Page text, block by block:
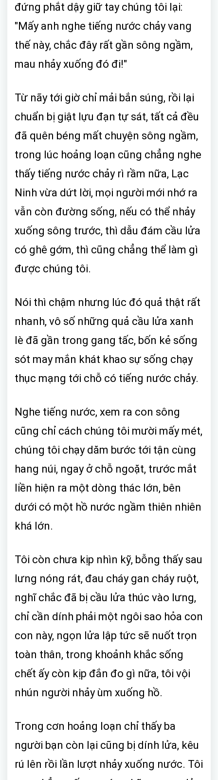
đứng phắt dậy giữ tay chúng tôi lại:
"Mấy anh nghe tiếng nước chảy vang
thế này, chắc đây rất gần sông ngầm,
mau nhảy xuống đó đi!"
Từ nãy tới giờ chỉ mải bắn súng, rồi lại
chuẩn bị giật lựu đạn tự sát, tất cả đều
đã quên béng mất chuyện sông ngầm,
trong lúc hoảng loạn cũng chẳng nghe
thấy tiếng nước chảy rì rầm nữa, Lạc
Ninh vừa dứt lời, mọi người mới nhớ ra
vẫn còn đường sống, nếu có thể nhảy
xuống sông trước, thì dẫu đám cầu lửa
có ghê gớm, thì cũng chẳng thể làm gì
được chúng tôi.
Nói thì chậm nhưng lúc đó quả thật rất
nhanh, vô số những quả cầu lửa xanh
lè đã gần trong gang tấc, bốn kẻ sống
sót may mắn khát khao sự sống chạy
thục mạng tới chỗ có tiếng nước chảy.
Nghe tiếng nước, xem ra con sông
cũng chỉ cách chúng tôi mười mấy mét,
chúng tôi chạy dăm bước tới tận cùng
hang núi, ngay ở chỗ ngoặt, trước mắt
liền hiện ra một dòng thác lớn, bên
dưới có một hồ nước ngầm thiên nhiên
khá lớn.
Tôi còn chưa kịp nhìn kỹ, bỗng thấy sau
lưng nóng rát, đau cháy gan cháy ruột,
nghĩ chắc đã bị cầu lửa thúc vào lưng,
chỉ cần dính phải một ngôi sao hỏa con
con này, ngọn lửa lập tức sẽ nuốt trọn
toàn thân, trong khoảnh khắc sống
chết ấy còn kịp đắn đo gì nữa, tôi vội
nhún người nhảy ùm xuống hồ.
Trong cơn hoảng loạn chỉ thấy ba
người bạn còn lại cũng bị dính lửa, kêu
rú lên rồi lần lượt nhảy xuống nước. Tôi